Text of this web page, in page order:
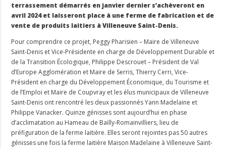
terrassement démarrés en janvier dernier s’achèveront en
avril 2024 et laisseront place à une ferme de fabrication et de
vente de produits laitiers à Villeneuve Saint-Denis.
Pour comprendre ce projet, Peggy Pharisien – Maire de Villeneuve
Saint-Denis et Vice-Présidente en charge de Développement Durable et
de la Transition Écologique, Philippe Descrouet – Président de Val
d’Europe Agglomération et Maire de Serris, Thierry Cerri, Vice-
Président en charge du Développement Économique, du Tourisme et
de l’Emploi et Maire de Coupvray et les élus municipaux de Villeneuve
Saint-Denis ont rencontré les deux passionnés Yann Madelaine et
Philippe Vanacker. Quinze génisses sont aujourd’hui en phase
d’acclimatation au Hameau de Bailly-Romainvilliers, lieu de
préfiguration de la ferme laitière. Elles seront rejointes pas 50 autres
génisses une fois la ferme laitière Maison Madelaine à Villeneuve Saint-